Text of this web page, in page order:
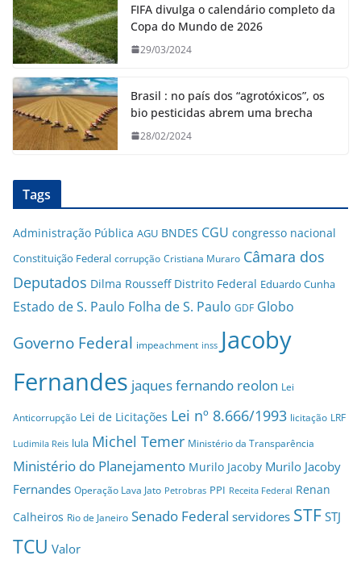
FIFA divulga o calendário completo da
Copa do Mundo de 2026
29/03/2024
Brasil : no país dos “agrotóxicos”, os
bio pesticidas abrem uma brecha
28/02/2024
Tags
Administração Pública AGU BNDES CGU congresso nacional
Constituição Federal corrupção Cristiana Muraro Câmara dos
Deputados Dilma Rousseff Distrito Federal Eduardo Cunha
Estado de S. Paulo Folha de S. Paulo GDF Globo
Governo Federal impeachment inss Jacoby
Fernandes jaques fernando reolon Lei
Anticorrupção Lei de Licitações Lei nº 8.666/1993 licitação LRF
Ludimila Reis lula Michel Temer Ministério da Transparência
Ministério do Planejamento Murilo Jacoby Murilo Jacoby
Fernandes Operação Lava Jato Petrobras PPI Receita Federal Renan
Calheiros Rio de Janeiro Senado Federal servidores STF STJ
TCU Valor